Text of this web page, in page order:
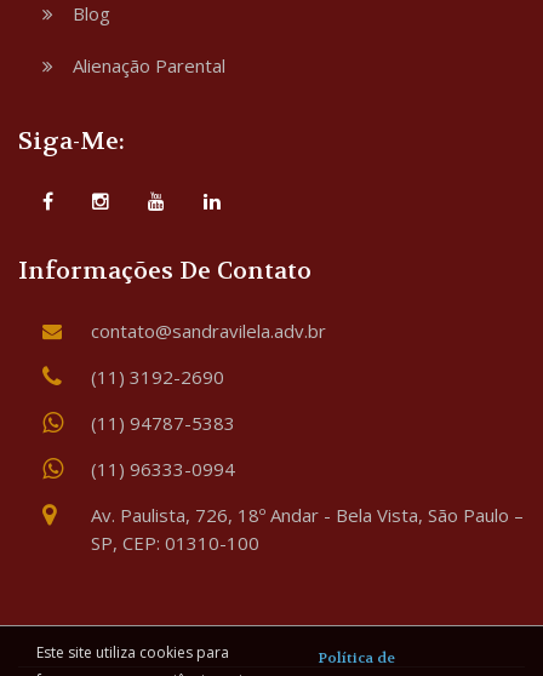
Blog
Alienação Parental
Siga-Me:
Informações De Contato
contato@sandravilela.adv.br
(11) 3192-2690
(11) 94787-5383
(11) 96333-0994
Av. Paulista, 726, 18º Andar - Bela Vista, São Paulo –
SP, CEP: 01310-100
Este site utiliza cookies para
Política de